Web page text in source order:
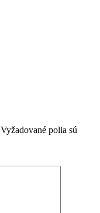
Vyžadované polia sú